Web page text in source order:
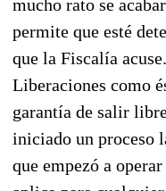
mucho rato se
permite que esté
que la Fiscalía acuse.
Liberaciones como
garantía de salir
iniciado un proceso
que empezó a